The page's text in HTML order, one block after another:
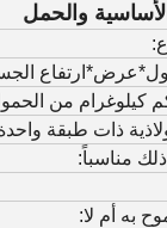
والحمل